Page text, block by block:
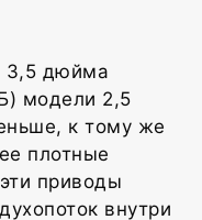
3,5 дюйма
модели 2,5
к тому же
плотные
приводы
внутри